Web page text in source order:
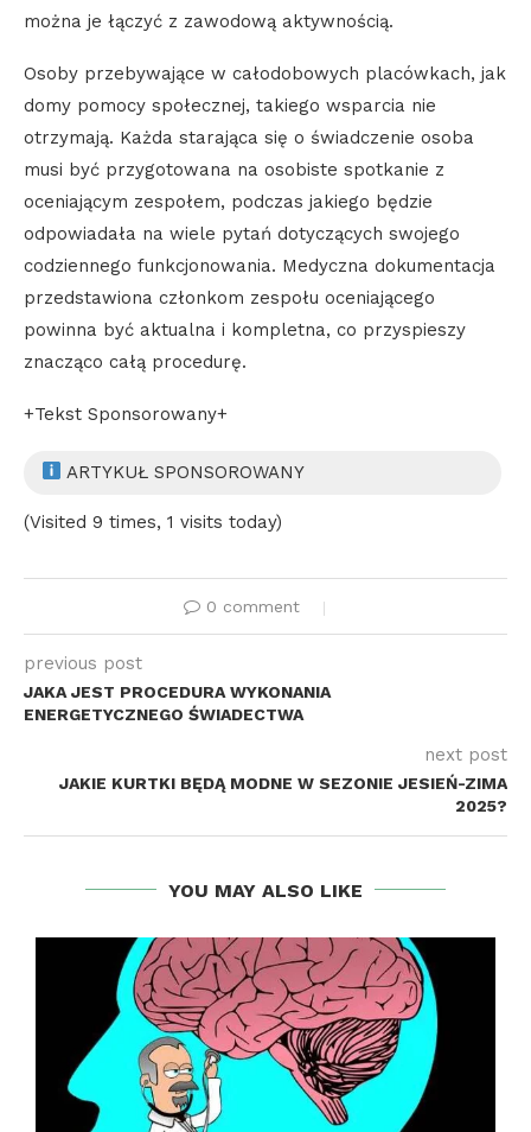
można je łączyć z zawodową aktywnością.
Osoby przebywające w całodobowych placówkach, jak
domy pomocy społecznej, takiego wsparcia nie
otrzymają. Każda starająca się o świadczenie osoba
musi być przygotowana na osobiste spotkanie z
oceniającym zespołem, podczas jakiego będzie
odpowiadała na wiele pytań dotyczących swojego
codziennego funkcjonowania. Medyczna dokumentacja
przedstawiona członkom zespołu oceniającego
powinna być aktualna i kompletna, co przyspieszy
znacząco całą procedurę.
+Tekst Sponsorowany+
ARTYKUŁ SPONSOROWANY
(Visited 9 times, 1 visits today)
0 comment
previous post
JAKA JEST PROCEDURA WYKONANIA
ENERGETYCZNEGO ŚWIADECTWA
next post
JAKIE KURTKI BĘDĄ MODNE W SEZONIE JESIEŃ-ZIMA
2025?
YOU MAY ALSO LIKE